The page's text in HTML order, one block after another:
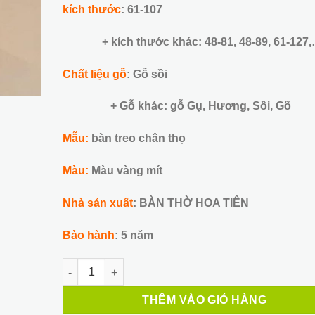
3,600,000 ₫.
kích thước: 61-107
+ kích thước khác: 48-81, 48-89, 61-
Chất liệu gỗ: Gỗ sồi
+ Gỗ khác: gỗ Gụ, Hương, Sồi, Gõ
Mẫu: bàn treo chân thọ
Màu: Màu vàng mít
Nhà sản xuất: BÀN THỜ HOA TIÊN
Bảo hành: 5 năm
Bàn Thờ Treo Mẫu 46 số lượng
THÊM VÀO GIỎ HÀNG